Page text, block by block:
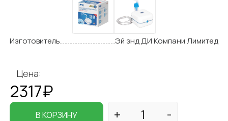
Изготовитель Эй энд ДИ Компани Лимитед
Цена:
2317₽
В КОРЗИНУ